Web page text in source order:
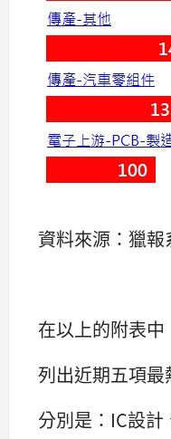
資料來源：獵報
在以上的附表中
列出近期五項最
分別是：IC設計